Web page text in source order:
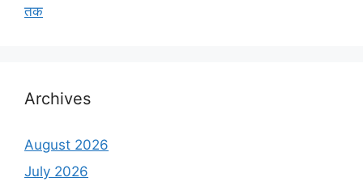
तक
Archives
August 2026
July 2026